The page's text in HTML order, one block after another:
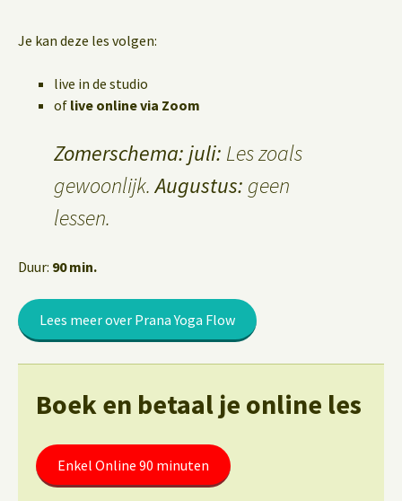
Je kan deze les volgen:
live in de studio
of live online via Zoom
Zomerschema: juli: Les zoals
gewoonlijk.Augustus: geen
lessen.
Duur: 90 min.
Lees meer over Prana Yoga Flow
Boek en betaal je online les
Enkel Online 90 minuten